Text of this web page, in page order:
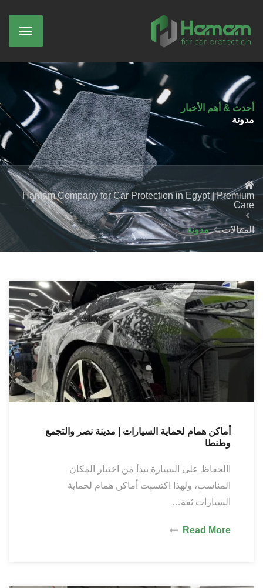
أحدث & أهم الأخبار
مدونة
Hamam Company for Car Protection in Egypt | Premium
Care
المقالات مدونة
أماكن همام لحماية السيارات | مدينة نصر والتجمع
وطنطا
االحفاظ على السيارة يبدأ من اختيار المكان
المناسب، ولهذا اكتسبت أماكن همام لحماية
السيارات ثقة…
Read More